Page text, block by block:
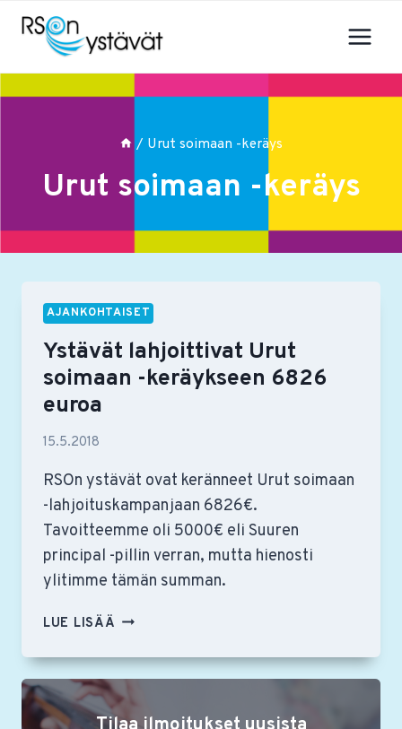
Siirry
sisältöön
/ Urut soimaan -keräys
Urut soimaan -keräys
AJANKOHTAISET
Ystävät lahjoittivat Urut
soimaan -keräykseen 6826
euroa
15.5.2018
RSOn ystävät ovat keränneet Urut soimaan
-lahjoituskampanjaan 6826€.
Tavoitteemme oli 5000€ eli Suuren
principal -pillin verran, mutta hienosti
ylitimme tämän summan.
LUE LISÄÄ YSTÄVÄT
URUT
SOIMAAN
-
KERÄYKSEEN